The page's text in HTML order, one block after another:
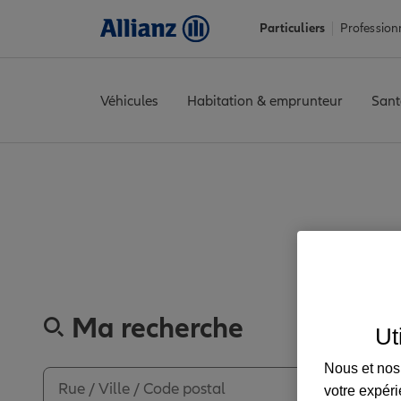
Particuliers
Véhicules Habitation & emprunteur
Ma recherche
Nous et
votre